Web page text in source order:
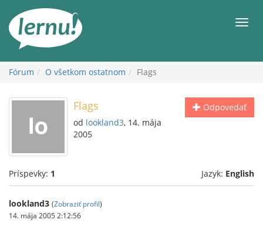
obsah
Fórum O všetkom ostatnom Flags
Odpovedať
Flags
od lookland3, 14. mája
2005
Príspevky: 1 Jazyk: English
lookland3 (Zobraziť profil)
14. mája 2005 2:12:56